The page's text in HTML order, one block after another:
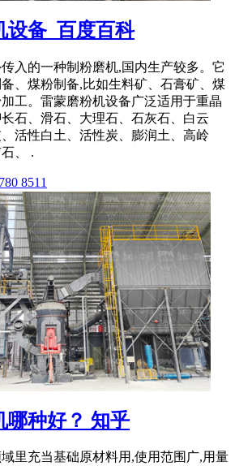
设备_百度百科
入的一种制粉磨机,国内生产较多。它
、煤粉制备,比如生料矿、石膏矿、煤
工。雷蒙磨粉机设备广泛适用于重晶
石、滑石、大理石、石灰石、白云
活性白土、活性炭、膨润土、高岭
、 .
8511
哪种好？ 知乎
里充当基础原材料用,使用范围广,用量